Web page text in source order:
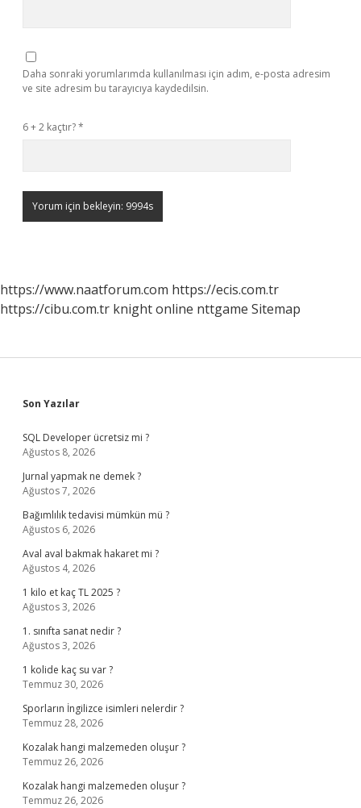
Daha sonraki yorumlarımda kullanılması için adım, e-posta adresim
ve site adresim bu tarayıcıya kaydedilsin.
6 + 2 kaçtır?*
https://www.naatforum.com https://ecis.com.tr
https://cibu.com.tr knight online nttgame Sitemap
Sidebar
Son Yazılar
SQL Developer ücretsiz mi ?
Ağustos 8, 2026
Jurnal yapmak ne demek ?
Ağustos 7, 2026
Bağımlılık tedavisi mümkün mü ?
Ağustos 6, 2026
Aval aval bakmak hakaret mi ?
Ağustos 4, 2026
1 kilo et kaç TL 2025 ?
Ağustos 3, 2026
1. sınıfta sanat nedir ?
Ağustos 3, 2026
1 kolide kaç su var ?
Temmuz 30, 2026
Sporların İngilizce isimleri nelerdir ?
Temmuz 28, 2026
Kozalak hangi malzemeden oluşur ?
Temmuz 26, 2026
Kozalak hangi malzemeden oluşur ?
Temmuz 26, 2026